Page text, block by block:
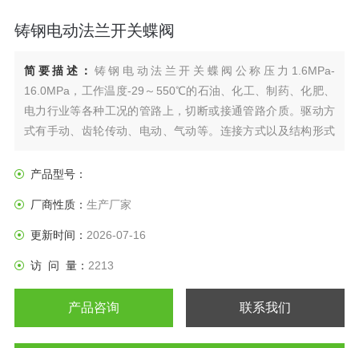
铸钢电动法兰开关蝶阀
简要描述： 铸钢电动法兰开关蝶阀公称压力1.6MPa-
16.0MPa，工作温度-29～550℃的石油、化工、制药、化肥、
电力行业等各种工况的管路上，切断或接通管路介质。驱动方
式有手动、齿轮传动、电动、气动等。连接方式以及结构形式
比较轻以及结构简单等特点，它因为这里我们所说的自动化是
故障的时候，
产品型号：
厂商性质： 生产厂家
更新时间： 2026-07-16
访 问 量： 2213
产品咨询 联系我们